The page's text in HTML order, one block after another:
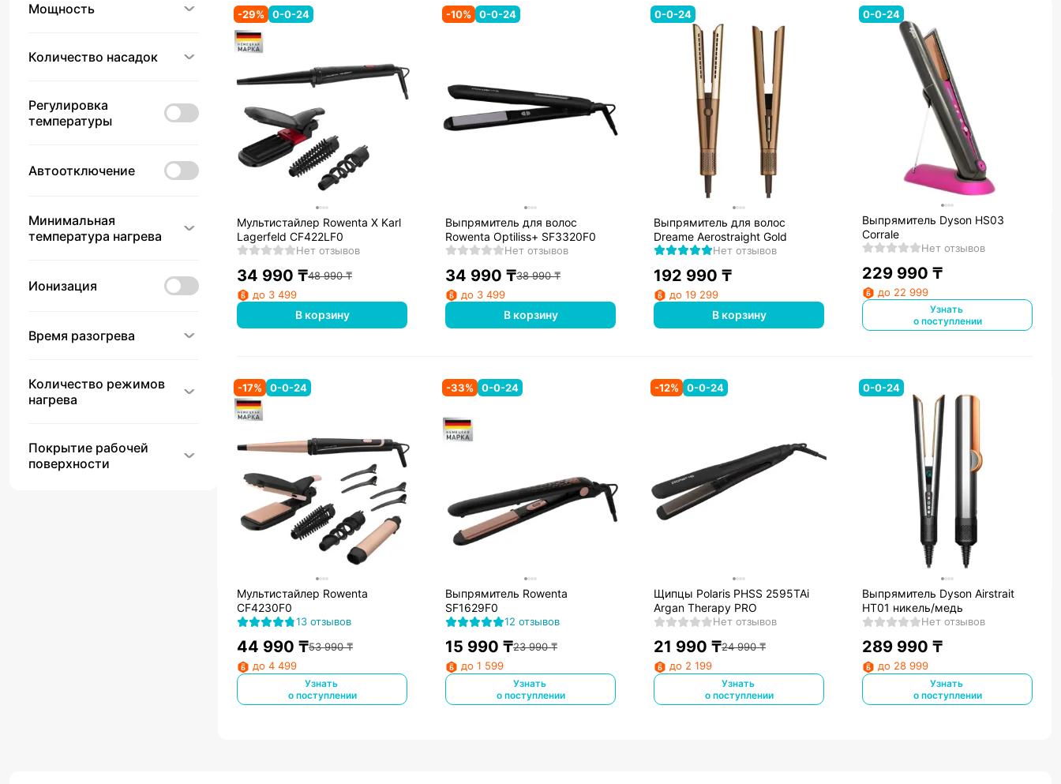
Мощность
Количество насадок
Регулировка
температуры
Автоотключение
Минимальная
температура нагрева
Ионизация
Время разогрева
Количество режимов
нагрева
Покрытие рабочей
поверхности
-29% 0-0-24
Мультистайлер Rowenta X Karl
Lagerfeld CF422LF0
Нет отзывов
34 990 ₸48 990₸
до 3 499
В корзину
-10% 0-0-24
Выпрямитель для волос
Rowenta Optiliss+ SF3320F0
Нет отзывов
34 990 ₸38 990₸
до 3 499
В корзину
0-0-24
Выпрямитель для волос
Dreame Aerostraight Gold
Нет отзывов
192 990 ₸
до 19 299
В корзину
0-0-24
Выпрямитель Dyson HS03
Corrale
Нет отзывов
229 990 ₸
до 22 999
Узнать
о поступлении
-17% 0-0-24
Мультистайлер Rowenta
CF4230F0
13 отзывов
44 990 ₸53 990₸
до 4 499
Узнать
о поступлении
-33% 0-0-24
Выпрямитель Rowenta
SF1629F0
12 отзывов
15 990 ₸23 990₸
до 1 599
Узнать
о поступлении
-12% 0-0-24
Щипцы Polaris PHSS 2595TAi
Argan Therapy PRO
Нет отзывов
21 990 ₸24 990₸
до 2 199
Узнать
о поступлении
0-0-24
Выпрямитель Dyson Airstrait
HT01 никель/медь
Нет отзывов
289 990 ₸
до 28 999
Узнать
о поступлении